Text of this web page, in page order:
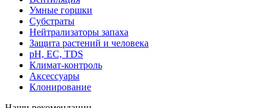
Умные горшки
Субстраты
Нейтрализаторы запаха
Защита растений и человека
pH, EC, TDS
Климат-контроль
Аксессуары
Клонирование